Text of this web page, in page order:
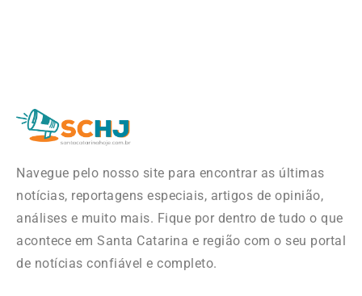
Navegue pelo nosso site para encontrar as últimas
notícias, reportagens especiais, artigos de opinião,
análises e muito mais. Fique por dentro de tudo o que
acontece em Santa Catarina e região com o seu portal
de notícias confiável e completo.